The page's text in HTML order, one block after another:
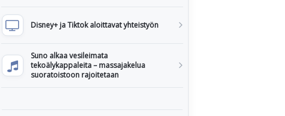
Disney+ ja Tiktok aloittavat yhteistyön
Suno alkaa vesileimata
tekoälykappaleita – massajakelua
suoratoistoon rajoitetaan